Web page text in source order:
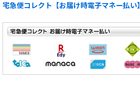
宅急便コレクト【お届け時電子マネー払い】